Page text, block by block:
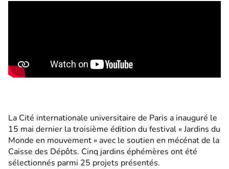
La Cité internationale universitaire de Paris a inauguré le
15 mai dernier la troisième édition du festival « Jardins du
Monde en mouvement » avec le soutien en mécénat de la
Caisse des Dépôts. Cinq jardins éphémères ont été
sélectionnés parmi 25 projets présentés.